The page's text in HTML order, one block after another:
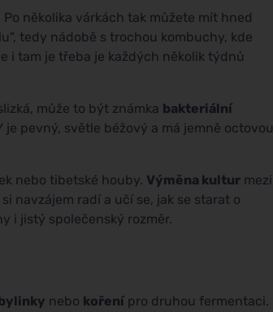
několika várkách tak můžete mít hned
tedy nádobě s trochou kombuchy, kde
i tam je třeba je každých několik týdnů
může to být známka bakteriální
pevný, světle béžový a má jemně octovou
nebo tibetské houby. Výměna kultur mezi
navzájem radí a učí se, jak se starat o
i jistý společenský rozměr.
nebo koření pro druhou fermentaci.